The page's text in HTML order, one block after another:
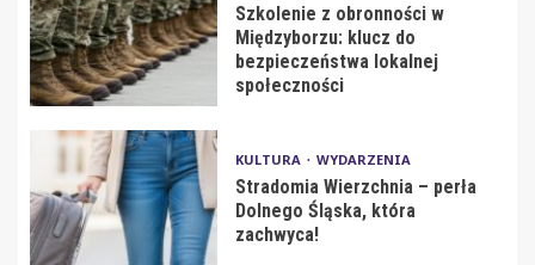
Szkolenie z obronności w
Międzyborzu: klucz do
bezpieczeństwa lokalnej
społeczności
KULTURA WYDARZENIA
Stradomia Wierzchnia – perła
Dolnego Śląska, która
zachwyca!